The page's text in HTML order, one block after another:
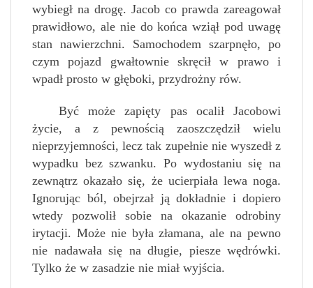
wybiegł na drogę. Jacob co prawda zareagował
prawidłowo, ale nie do końca wziął pod uwagę
stan nawierzchni. Samochodem szarpnęło, po
czym pojazd gwałtownie skręcił w prawo i
wpadł prosto w głęboki, przydrożny rów.
Być może zapięty pas ocalił Jacobowi
życie, a z pewnością zaoszczędził wielu
nieprzyjemności, lecz tak zupełnie nie wyszedł z
wypadku bez szwanku. Po wydostaniu się na
zewnątrz okazało się, że ucierpiała lewa noga.
Ignorując ból, obejrzał ją dokładnie i dopiero
wtedy pozwolił sobie na okazanie odrobiny
irytacji. Może nie była złamana, ale na pewno
nie nadawała się na długie, piesze wędrówki.
Tylko że w zasadzie nie miał wyjścia.